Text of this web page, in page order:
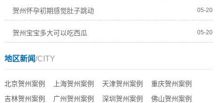
贺州怀孕初期感觉肚子跳动 05-20
贺州宝宝多大可以吃西瓜 05-20
地区新闻/CITY
北京贺州案例 上海贺州案例 天津贺州案例
重庆贺州案例
吉林贺州案例
广州贺州案例 深圳贺州案例
佛山贺州案例